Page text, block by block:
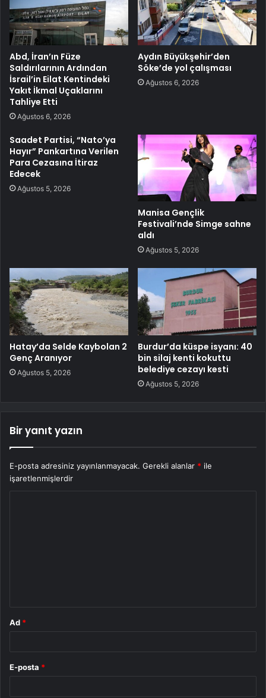
Abd, İran’ın Füze
Saldırılarının Ardından
İsrail’in Eilat Kentindeki
Yakıt İkmal Uçaklarını
Tahliye Etti
Ağustos 6, 2026
Aydın Büyükşehir’den
Söke’de yol çalışması
Ağustos 6, 2026
Saadet Partisi, “Nato’ya
Hayır” Pankartına Verilen
Para Cezasına İtiraz
Edecek
Ağustos 5, 2026
Manisa Gençlik
Festivali’nde Simge sahne
aldı
Ağustos 5, 2026
Hatay’da Selde Kaybolan 2
Genç Aranıyor
Ağustos 5, 2026
Burdur’da küspe isyanı: 40
bin silaj kenti kokuttu
belediye cezayı kesti
Ağustos 5, 2026
Bir yanıt yazın
E-posta adresiniz yayınlanmayacak. Gerekli alanlar * ile
işaretlenmişlerdir
Ad *
E-posta *